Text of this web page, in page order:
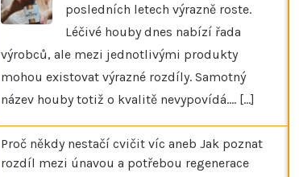
posledních letech výrazně roste.
Léčivé houby dnes nabízí řada
výrobců, ale mezi jednotlivými produkty
mohou existovat výrazné rozdíly. Samotný
název houby totiž o kvalitě nevypovídá.… [...]
Proč někdy nestačí cvičit víc aneb Jak poznat
rozdíl mezi únavou a potřebou regenerace